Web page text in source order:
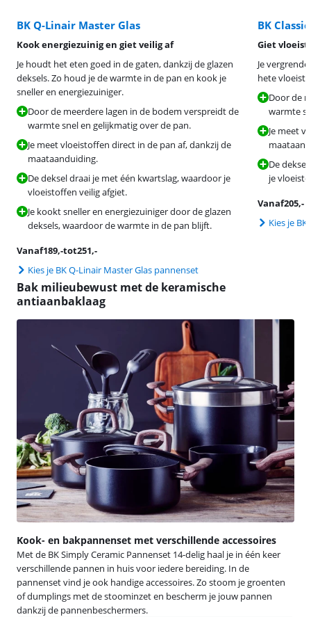
BK Q-Linair Master Glas
Kook energiezuinig en giet veilig af
Je houdt het eten goed in de gaten, dankzij de glazen
deksels. Zo houd je de warmte in de pan en kook je
sneller en energiezuiniger.
Door de meerdere lagen in de bodem verspreidt de
warmte snel en gelijkmatig over de pan.
Je meet vloeistoffen direct in de pan af, dankzij de
maataanduiding.
De deksel draai je met één kwartslag, waardoor je
vloeistoffen veilig afgiet.
Je kookt sneller en energiezuiniger door de glazen
deksels, waardoor de warmte in de pan blijft.
Vanaf189,-tot251,-
Kies je BK Q-Linair Master Glas pannenset
BK Classic
Giet
Je
hete
Door de
warmte
Je meet
De
je
Vanaf205,-
Kies je
Bak milieubewust met de keramische
antiaanbaklaag
Kook- en bakpannenset met verschillende accessoires
Met de BK Simply Ceramic Pannenset 14-delig haal je in één keer
verschillende pannen in huis voor iedere bereiding. In de
pannenset vind je ook handige accessoires. Zo stoom je groenten
of dumplings met de stoominzet en bescherm je jouw pannen
dankzij de pannenbeschermers.